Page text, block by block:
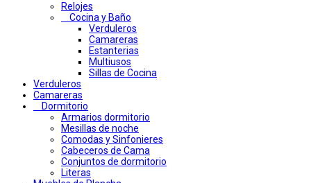
Relojes
Cocina y Baño
Verduleros
Camareras
Estanterias
Multiusos
Sillas de Cocina
Verduleros
Camareras
Dormitorio
Armarios dormitorio
Mesillas de noche
Comodas y Sinfonieres
Cabeceros de Cama
Conjuntos de dormitorio
Literas